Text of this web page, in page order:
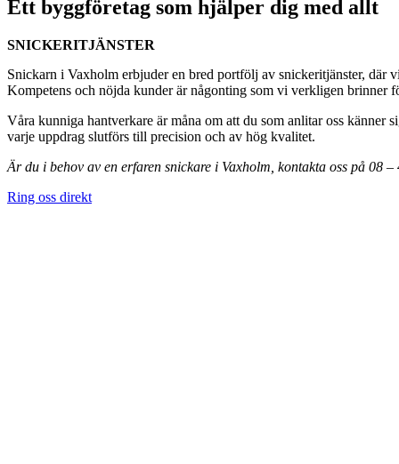
Ett byggföretag som hjälper dig med allt
SNICKERITJÄNSTER
Snickarn i Vaxholm erbjuder en bred portfölj av snickeritjänster, där
Kompetens och nöjda kunder är någonting som vi verkligen brinner
Våra kunniga hantverkare är måna om att du som anlitar oss känner
varje uppdrag slutförs till precision och av hög kvalitet.
Är du i behov av en erfaren snickare i Vaxholm, kontakta oss på 08
Ring oss direkt